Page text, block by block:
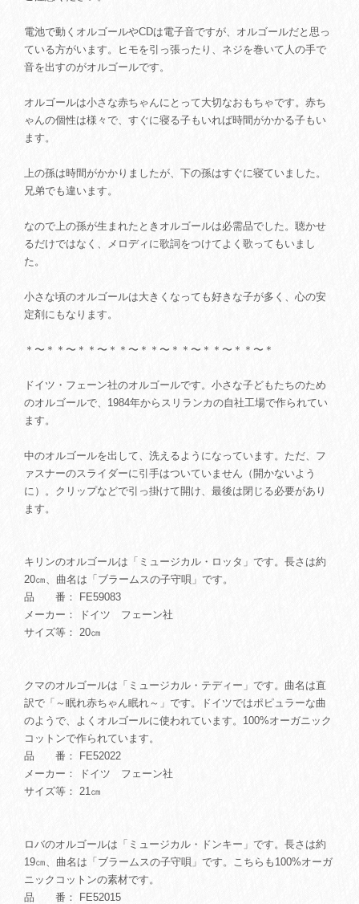
電池で動くオルゴールやCDは電子音ですが、オルゴールだと思っ
ている方がいます。ヒモを引っ張ったり、ネジを巻いて人の手で
音を出すのがオルゴールです。
オルゴールは小さな赤ちゃんにとって大切なおもちゃです。赤ち
ゃんの個性は様々で、すぐに寝る子もいれば時間がかかる子もい
ます。
上の孫は時間がかかりましたが、下の孫はすぐに寝ていました。
兄弟でも違います。
なので上の孫が生まれたときオルゴールは必需品でした。聴かせ
るだけではなく、メロディに歌詞をつけてよく歌ってもいまし
た。
小さな頃のオルゴールは大きくなっても好きな子が多く、心の安
定剤にもなります。
＊〜＊＊〜＊＊〜＊＊〜＊＊〜＊＊〜＊＊〜＊＊〜＊
ドイツ・フェーン社のオルゴールです。小さな子どもたちのため
のオルゴールで、1984年からスリランカの自社工場で作られてい
ます。
中のオルゴールを出して、洗えるようになっています。ただ、フ
ァスナーのスライダーに引手はついていません（開かないよう
に）。クリップなどで引っ掛けて開け、最後は閉じる必要があり
ます。
キリンのオルゴールは「ミュージカル・ロッタ」です。長さは約
20㎝、曲名は「ブラームスの子守唄」です。
品 番： FE59083
メーカー： ドイツ フェーン社
サイズ等： 20㎝
クマのオルゴールは「ミュージカル・テディー」です。曲名は直
訳で「～眠れ赤ちゃん眠れ～」です。ドイツではポピュラーな曲
のようで、よくオルゴールに使われています。100%オーガニック
コットンで作られています。
品 番： FE52022
メーカー： ドイツ フェーン社
サイズ等： 21㎝
ロバのオルゴールは「ミュージカル・ドンキー」です。長さは約
19㎝、曲名は「ブラームスの子守唄」です。こちらも100%オーガ
ニックコットンの素材です。
品 番： FE52015